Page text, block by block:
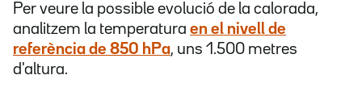
Per veure la possible evolució de la calorada,
analitzem la temperatura en el nivell de
referència de 850 hPa, uns 1.500 metres
d'altura.